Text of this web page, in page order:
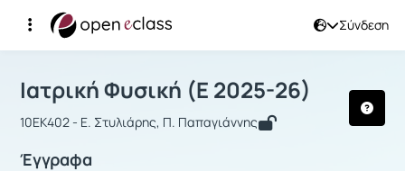
Σύνδεση
Αρχική Σελίδα
Μάθημα : Ιατρική Φυσική
Ιατρική Φυσική (Ε 2025-26)
10ΕΚ402 - Ε. Στυλιάρης, Π. Παπαγιάννης
Έγγραφα